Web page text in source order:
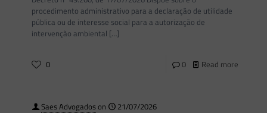
procedimento administrativo para a declaração de utilidade
pública ou de interesse social para a autorização de
intervenção ambiental […]
0 0 Read more
Saes Advogadoson
21/07/2026